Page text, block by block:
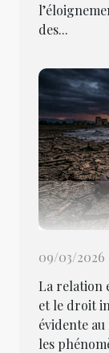
des...
09/03/2026
La relation
et le droit
évidente
les